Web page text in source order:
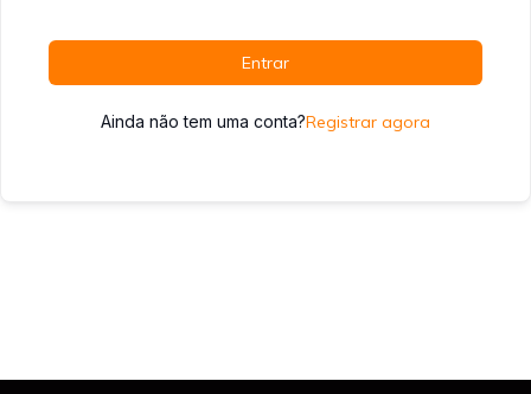
Entrar
Ainda não tem uma conta?Registrar agora